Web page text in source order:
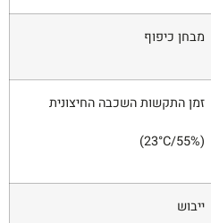
מבחן כיפוף
זמן התקשות השכבה החיצונית
(23°C/55%)
ייבוש